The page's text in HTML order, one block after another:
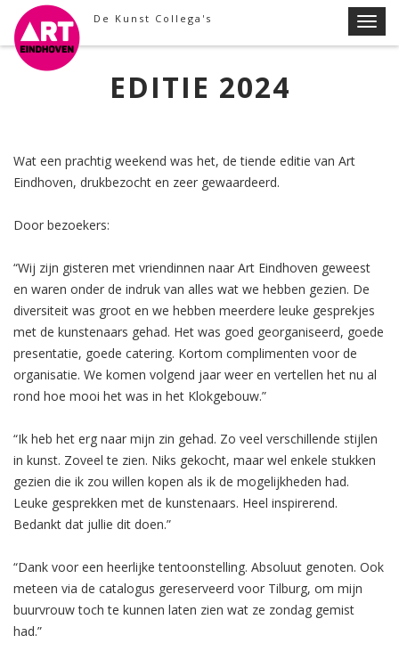
content
T
o
a
De Kunst Collega's
EDITIE 2024
Wat een prachtig weekend was het, de tiende editie van Art
Eindhoven, drukbezocht en zeer gewaardeerd.
Door bezoekers:
“Wij zijn gisteren met vriendinnen naar Art Eindhoven geweest
en waren onder de indruk van alles wat we hebben gezien. De
diversiteit was groot en we hebben meerdere leuke gesprekjes
met de kunstenaars gehad. Het was goed georganiseerd, goede
presentatie, goede catering. Kortom complimenten voor de
organisatie. We komen volgend jaar weer en vertellen het nu al
rond hoe mooi het was in het Klokgebouw.”
“Ik heb het erg naar mijn zin gehad. Zo veel verschillende stijlen
in kunst. Zoveel te zien. Niks gekocht, maar wel enkele stukken
gezien die ik zou willen kopen als ik de mogelijkheden had.
Leuke gesprekken met de kunstenaars. Heel inspirerend.
Bedankt dat jullie dit doen.”
“Dank voor een heerlijke tentoonstelling. Absoluut genoten. Ook
meteen via de catalogus gereserveerd voor Tilburg, om mijn
buurvrouw toch te kunnen laten zien wat ze zondag gemist
had.”